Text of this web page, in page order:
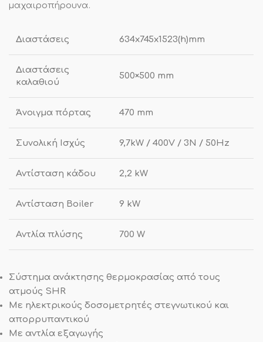
μαχαιροπήρουνα.
Διαστάσεις 634x745x1523(h)mm
Διαστάσεις
καλαθιού
500×500 mm
Άνοιγμα πόρτας 470 mm
Συνολική Ισχύς 9,7kW / 400V / 3N / 50Hz
Αντίσταση κάδου 2,2 kW
Αντίσταση Boiler 9 kW
Αντλία πλύσης 700 W
Σύστημα ανάκτησης θερμοκρασίας από τους
ατμούς SHR
Με ηλεκτρικούς δοσομετρητές στεγνωτικού και
απορρυπαντικού
Με αντλία εξαγωγής